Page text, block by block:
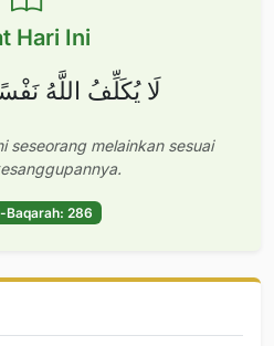
Hari Ini
لَا يُكَلِّفُ اللَّهُ
seseorang melainkan sesuai
Baqarah: 286